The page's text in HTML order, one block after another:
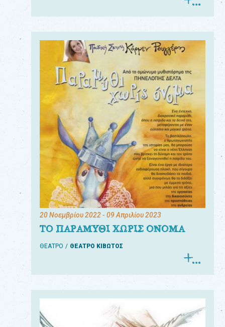
20 Νοεμβρίου 2022- 09 Απριλίου 2023
ΤΟ ΠΑΡΑΜΥΘΙ ΧΩΡΙΣ ΟΝΟΜΑ
ΘΕΑΤΡΟ ΘΕΑΤΡΟ ΚΙΒΩΤΟΣ